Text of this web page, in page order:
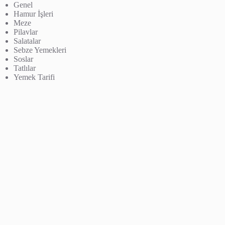
Genel
Hamur İşleri
Meze
Pilavlar
Salatalar
Sebze Yemekleri
Soslar
Tatlılar
Yemek Tarifi